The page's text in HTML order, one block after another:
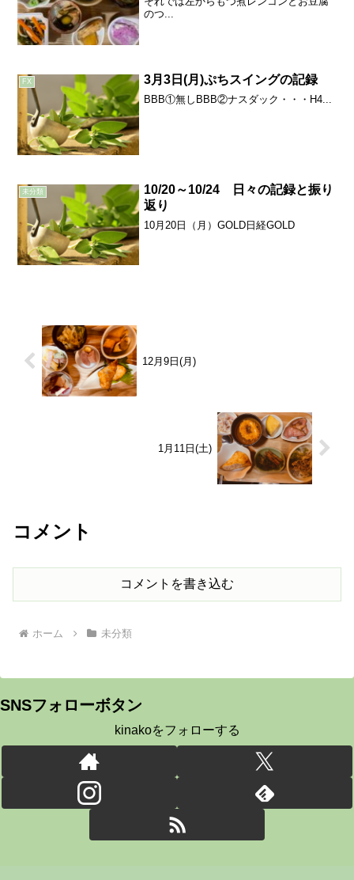
のつ...
FX 3月3日(月)ぷちスイングの記録
BBB①無しBBB②ナスダック・・・H4...
未分類
10/20～10/24 日々の記録と振り
返り
10月20日（月）GOLD日経GOLD
12月9日(月)
1月11日(土)
コメント
コメントを書き込む
ホーム 未分類
SNSフォローボタン
kinakoをフォローする